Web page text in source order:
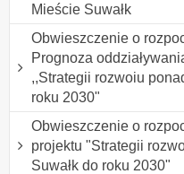
Mieście Suwałk
Obwieszczenie o
Prognoza
,,Strategii rozwoiu
roku 2030"
Obwieszczenie o
projektu "Strategii
Suwałk do roku 2030"